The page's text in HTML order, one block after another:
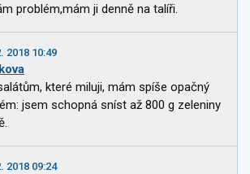
problém,mám ji denně na talíři.
2018 10:49
které miluji, mám spíše opačný
jsem schopná sníst až 800 g zeleniny
2018 09:24